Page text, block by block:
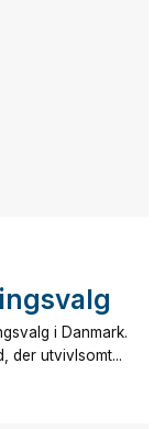
i Danmark.
der utvivlsomt...